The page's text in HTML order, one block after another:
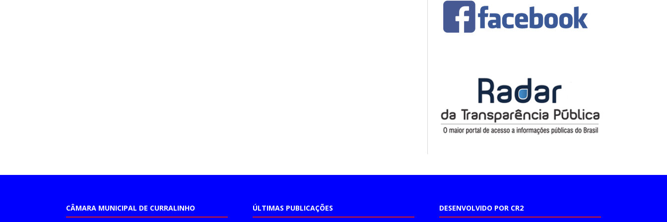
CÂMARA MUNICIPAL DE CURRALINHO ÚLTIMAS PUBLICAÇÕES DESENVOLVIDO POR CR2